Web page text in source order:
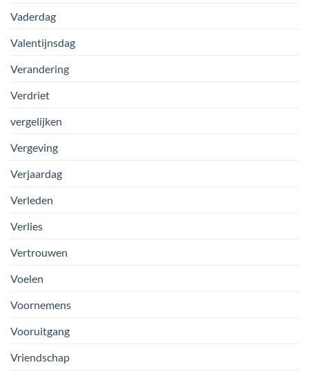
Vaderdag
Valentijnsdag
Verandering
Verdriet
vergelijken
Vergeving
Verjaardag
Verleden
Verlies
Vertrouwen
Voelen
Voornemens
Vooruitgang
Vriendschap